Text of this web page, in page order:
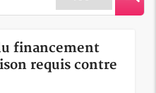
financement
requis contre